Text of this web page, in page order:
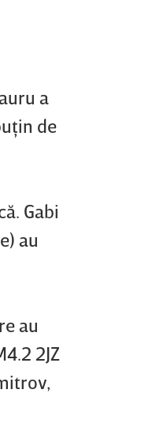
a
de
Gabi
au
au
2JZ